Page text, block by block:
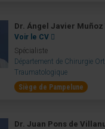
Dr. Ángel Javier
Voir le CV
Spécialiste
Département de Chirurgie
Traumatologique
Siège de Pampelune
Dr. Juan Pons de